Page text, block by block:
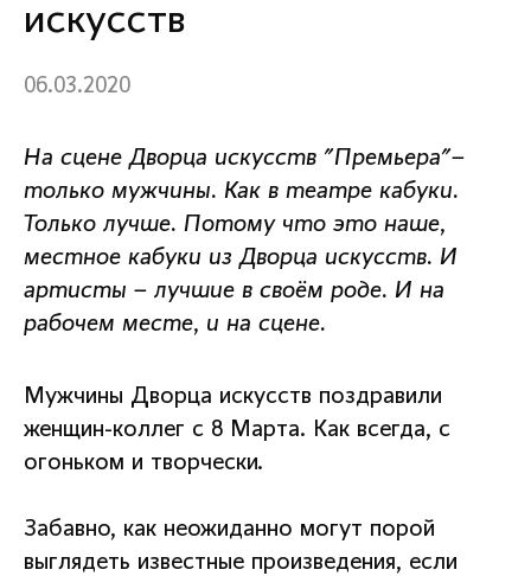
искусств
06.03.2020
На сцене Дворца искусств "Премьера"–
только мужчины. Как в театре кабуки.
Только лучше. Потому что это наше,
местное кабуки из Дворца искусств. И
артисты – лучшие в своём роде. И на
рабочем месте, и на сцене.
Мужчины Дворца искусств поздравили
женщин-коллег с 8 Марта. Как всегда, с
огоньком и творчески.
Забавно, как неожиданно могут порой
выглядеть известные произведения, если